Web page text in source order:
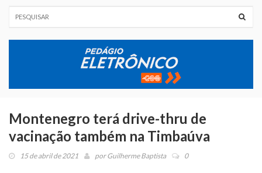
Montenegro terá drive-thru de
vacinação também na Timbaúva
15 de abril de 2021 porGuilherme Baptista 0